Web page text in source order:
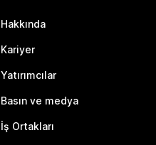
Hakkında
Kariyer
Yatırımcılar
Basın ve medya
İş Ortakları